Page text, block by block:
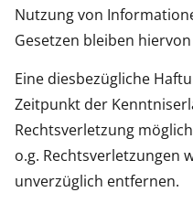
Nutzung von
Gesetzen bleiben
Eine diesbezügliche
Zeitpunkt der
Rechtsverletzung
o.g. Rechtsverletzungen
unverzüglich entfernen.